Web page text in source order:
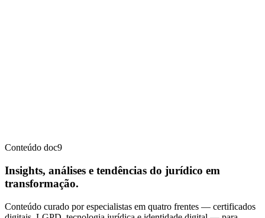
Conteúdo doc9
Insights, análises e tendências do jurídico em
transformação.
Conteúdo curado por especialistas em quatro frentes — certificados